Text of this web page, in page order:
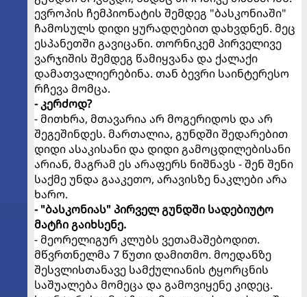
ევროპის ჩემპიონატის შემდეგ "ბასკონიაში"
ჩამოსულს დიდი ყურადღებით დახვდნენ. მეც
ესპანეთში გავიცანი. თორნიკემ პირველივე
ვარჯიშის შემდეგ წამიყვანა და ქალაქი
დამათვალიერებინა. თან ბევრი საინტერესო
რჩევა მომცა.
- კერძოდ?
- მითხრა, მთავარია არ მოგერიდოს და არ
შეგეშინდეს. მართალია, გუნდში შედარებით
დიდი ასაკისანი და დიდი გამოცდილებისანი
არიან, მაგრამ ეს არაფერს ნიშნავს - შენ შენი
საქმე უნდა გააკეთო, არავისზე ნაკლები არა
ხარო.
- "ბასკონიას" პირველ გუნდში სადებიუტო
მატჩი გაიხსენე.
- მეორელიგურ კლუბს ვეთამაშებოდით.
მწვრთნელმა 7 წუთი დამითმო. მოედანზე
შესვლისთანავე სამქულიანის ტყორცნის
საშუალება მომეცა და გამოვიყენე კიდეც.